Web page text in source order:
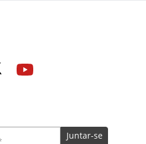
Juntar-se